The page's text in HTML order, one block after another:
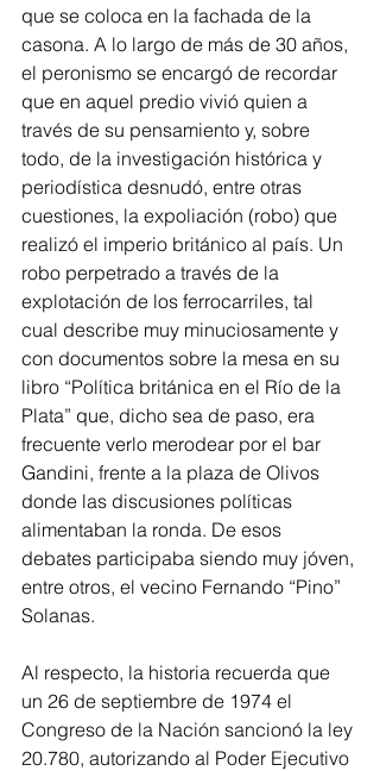
que se coloca en la fachada de la
casona. A lo largo de más de 30 años,
el peronismo se encargó de recordar
que en aquel predio vivió quien a
través de su pensamiento y, sobre
todo, de la investigación histórica y
periodística desnudó, entre otras
cuestiones, la expoliación (robo) que
realizó el imperio británico al país. Un
robo perpetrado a través de la
explotación de los ferrocarriles, tal
cual describe muy minuciosamente y
con documentos sobre la mesa en su
libro “Política británica en el Río de la
Plata” que, dicho sea de paso, era
frecuente verlo merodear por el bar
Gandini, frente a la plaza de Olivos
donde las discusiones políticas
alimentaban la ronda. De esos
debates participaba siendo muy jóven,
entre otros, el vecino Fernando “Pino”
Solanas.
Al respecto, la historia recuerda que
un 26 de septiembre de 1974 el
Congreso de la Nación sancionó la ley
20.780, autorizando al Poder Ejecutivo